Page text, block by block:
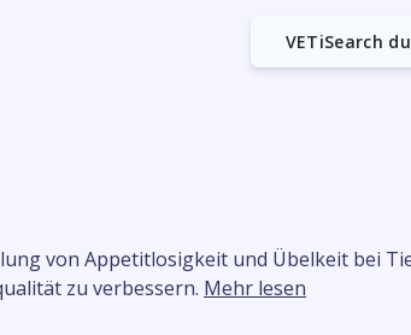
VETiSearch
von Appetitlosigkeit und Übelkeit bei
zu verbessern. Mehr lesen